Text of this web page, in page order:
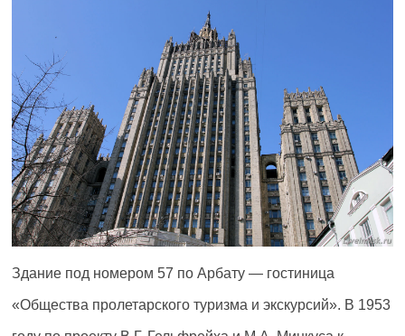
Здание под номером 57 по Арбату — гостиница
«Общества пролетарского туризма и экскурсий». В 1953